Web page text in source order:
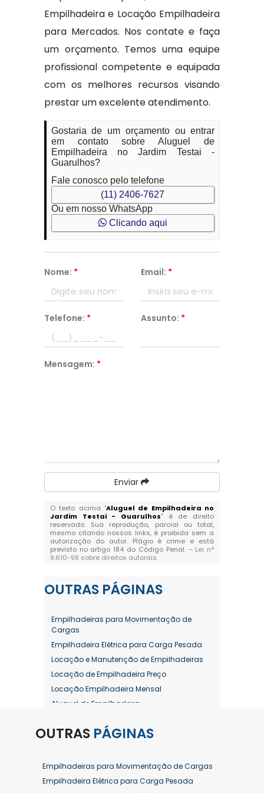
Empilhadeira e Locação Empilhadeira
para Mercados. Nos contate e faça
um orçamento. Temos uma equipe
profissional competente e equipada
com os melhores recursos visando
prestar um excelente atendimento.
Gostaria de um orçamento ou entrar
em contato sobre Aluguel de
Empilhadeira no Jardim Testai -
Guarulhos?
Fale conosco pelo telefone
(11) 2406-7627
Ou em nosso WhatsApp
Clicando aqui
Nome: * Email: *
Telefone: * Assunto: *
Mensagem: *
Enviar
O texto acima "Aluguel de Empilhadeira no
Jardim Testai - Guarulhos" é de direito
reservado. Sua reprodução, parcial ou total,
mesmo citando nossos links, é proibida sem a
autorização do autor. Plágio é crime e está
previsto no artigo 184 do Código Penal. – Lei n°
9.610-98 sobre direitos autorais.
OUTRAS PÁGINAS
Empilhadeiras para Movimentação de
Cargas
Empilhadeira Elétrica para Carga Pesada
Locação e Manutenção de Empilhadeiras
Locação de Empilhadeira Preço
Locação Empilhadeira Mensal
Aluguel de Empilhadeira
Aluguel de Empilhadeira Diária Valor
Aluguel de Empilhadeira Elétrica Preço
Aluguel de Empilhadeira Mensal
OUTRAS PÁGINAS
Empilhadeiras para Movimentação de Cargas
Empilhadeira Elétrica para Carga Pesada